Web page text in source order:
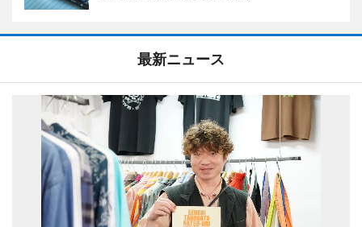
最新ニュース